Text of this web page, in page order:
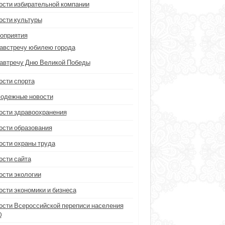
избирательной компании
культуры
юбилею города
Дню Великой Победы
спорта
новости
здравоохранения
образования
охраны труда
сайта
экологии
экономики и бизнеса
Всероссийской переписи населения